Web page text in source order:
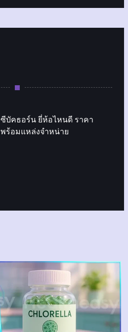
ซีบัคธอร์น ยี่ห้อไหนดี ราคา
พร้อมแหล่งจำหน่าย